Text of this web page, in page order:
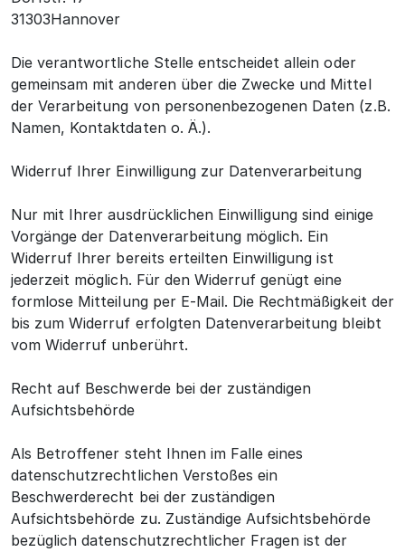
31303Hannover
Die verantwortliche Stelle entscheidet allein oder
gemeinsam mit anderen über die Zwecke und Mittel
der Verarbeitung von personenbezogenen Daten (z.B.
Namen, Kontaktdaten o. Ä.).
Widerruf Ihrer Einwilligung zur Datenverarbeitung
Nur mit Ihrer ausdrücklichen Einwilligung sind einige
Vorgänge der Datenverarbeitung möglich. Ein
Widerruf Ihrer bereits erteilten Einwilligung ist
jederzeit möglich. Für den Widerruf genügt eine
formlose Mitteilung per E-Mail. Die Rechtmäßigkeit der
bis zum Widerruf erfolgten Datenverarbeitung bleibt
vom Widerruf unberührt.
Recht auf Beschwerde bei der zuständigen
Aufsichtsbehörde
Als Betroffener steht Ihnen im Falle eines
datenschutzrechtlichen Verstoßes ein
Beschwerderecht bei der zuständigen
Aufsichtsbehörde zu. Zuständige Aufsichtsbehörde
bezüglich datenschutzrechtlicher Fragen ist der